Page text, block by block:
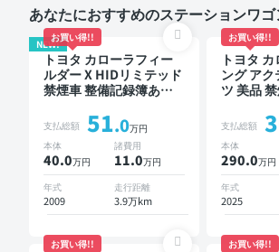
あなたにおすすめのステーションワ
NEW!
お買い得!!
トヨタ カローラフィー
ルダー X HIDリミテッド
禁煙車 整備記録簿あり
※ナビキットあり TV ワ
イヤレスキー
支払総額 51.0万円
本体
40.0万円
諸費用
11.0万円
年式
2009
走行距離
3.9万km
お買い得!!
トヨタ
ング ア
ツ 美品
ーディオ
り TV ブ
トモニタ
ーズ スマ
バックモ
ブレコー
支払総額
本体
290.0万円
年式
2025
お買い得!! お買い得!!